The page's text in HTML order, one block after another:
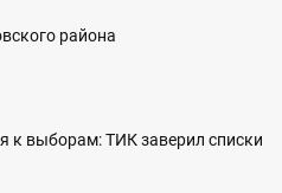
района
к выборам: ТИК заверил списки